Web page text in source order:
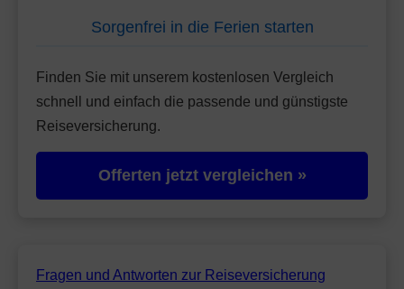
Sorgenfrei in die Ferien starten
Finden Sie mit unserem kostenlosen Vergleich
schnell und einfach die passende und günstigste
Reiseversicherung.
Offerten jetzt vergleichen »
Fragen und Antworten zur Reiseversicherung